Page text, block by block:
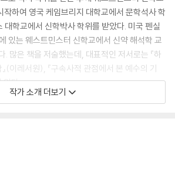
작하여 영국 케임브리지 대학교에서 문학석사 학
대학교에서 신학박사 학위를 받았다. 미국 펜실
있는 웨스트민스터 신학교에서 신약 해석학 교
많은 책을 저술했는데, 대표적인 저서로는 『하
(이레서원), 『구속사적 관점에서 본 예수의 기
있다.
작가 소개 더보기